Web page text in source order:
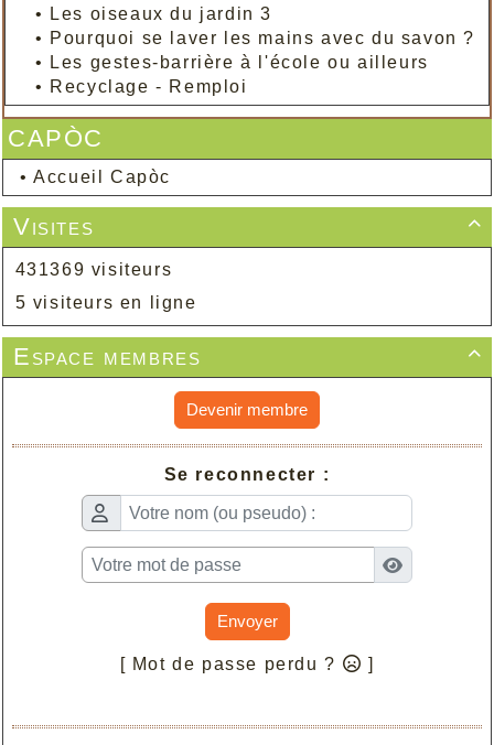
•
Les oiseaux du jardin 3
• Pourquoi se laver les mains avec du savon ?
•
Les gestes-barrière à l'école ou ailleurs
• Recyclage - Remploi
CAPÒC
•Accueil Capòc

Visites
431369 visiteurs
5 visiteurs en ligne

Espace membres
Devenir membre
Se reconnecter :
Envoyer
[ Mot de passe perdu ? ]